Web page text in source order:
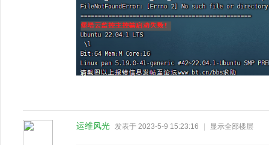
运维风光 发表于 2023-5-9 15:23:16 显示全部楼层